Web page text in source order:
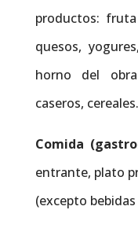
productos:
quesos,
horno del
caseros, cereales.
Comida
entrante, plato
(excepto